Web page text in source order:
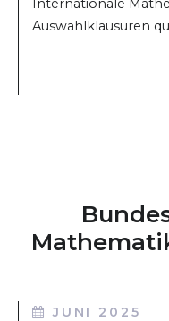
Internationale
Auswahlklausuren
JUNI 2025